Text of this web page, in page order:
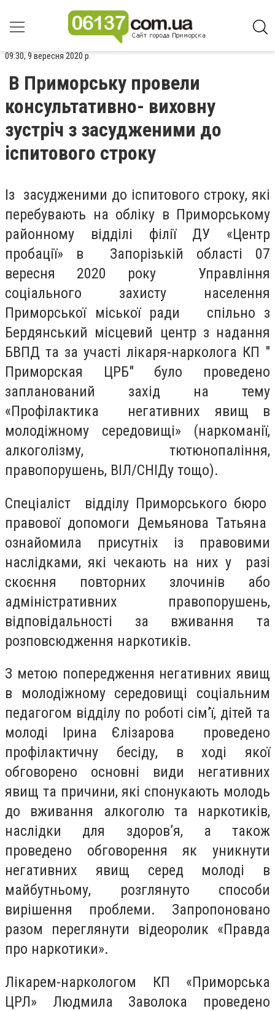
09:30, 9 вересня 2020 р.
В Приморську провели
консультативно- виховну
зустріч з засудженими до
іспитового строку
Із засудженими до іспитового строку, які
перебувають на обліку в Приморському
районному відділі філії ДУ «Центр
пробації» в Запорізькій області 07
вересня 2020 року Управління
соціального захисту населення
Приморської міської ради спільно з
Бердянський місцевий центр з надання
БВПД та за участі лікаря-нарколога КП "
Приморская ЦРБ" було проведено
запланований захід на тему
«Профілактика негативних явищ в
молодіжному середовищі» (наркоманії,
алкоголізму, тютюнопаління,
правопорушень, ВІЛ/СНІДу тощо).
Спеціаліст відділу Приморського бюро
правової допомоги Демьянова Татьяна
ознайомила присутніх із правовими
наслідками, які чекають на них у разі
скоєння повторних злочинів або
адміністративних правопорушень,
відповідальності за вживання та
розповсюдження наркотиків.
З метою попередження негативних явищ
в молодіжному середовищі соціальним
педагогом відділу по роботі сім’ї, дітей та
молоді Ірина Єлізарова проведено
профілактичну бесіду, в ході якої
обговорено основні види негативних
явищ та причини, які спонукають молодь
до вживання алкоголю та наркотиків,
наслідки для здоров’я, а також
проведено обговорення як уникнути
негативних явищ серед молоді в
майбутньому, розглянуто способи
вирішення проблеми. Запропоновано
разом переглянути відеоролик «Правда
про наркотики».
Лікарем-наркологом КП «Приморська
ЦРЛ» Людмила Заволока проведено